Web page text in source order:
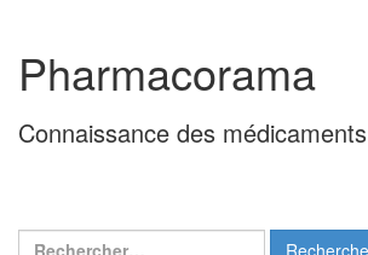
contenu
menu
principal
Pharmacorama
Connaissance des médicaments
Rechercher :